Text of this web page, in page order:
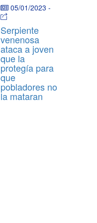
05/01/2023 -
Serpiente
venenosa
ataca a joven
que la
protegía para
que
pobladores no
la mataran